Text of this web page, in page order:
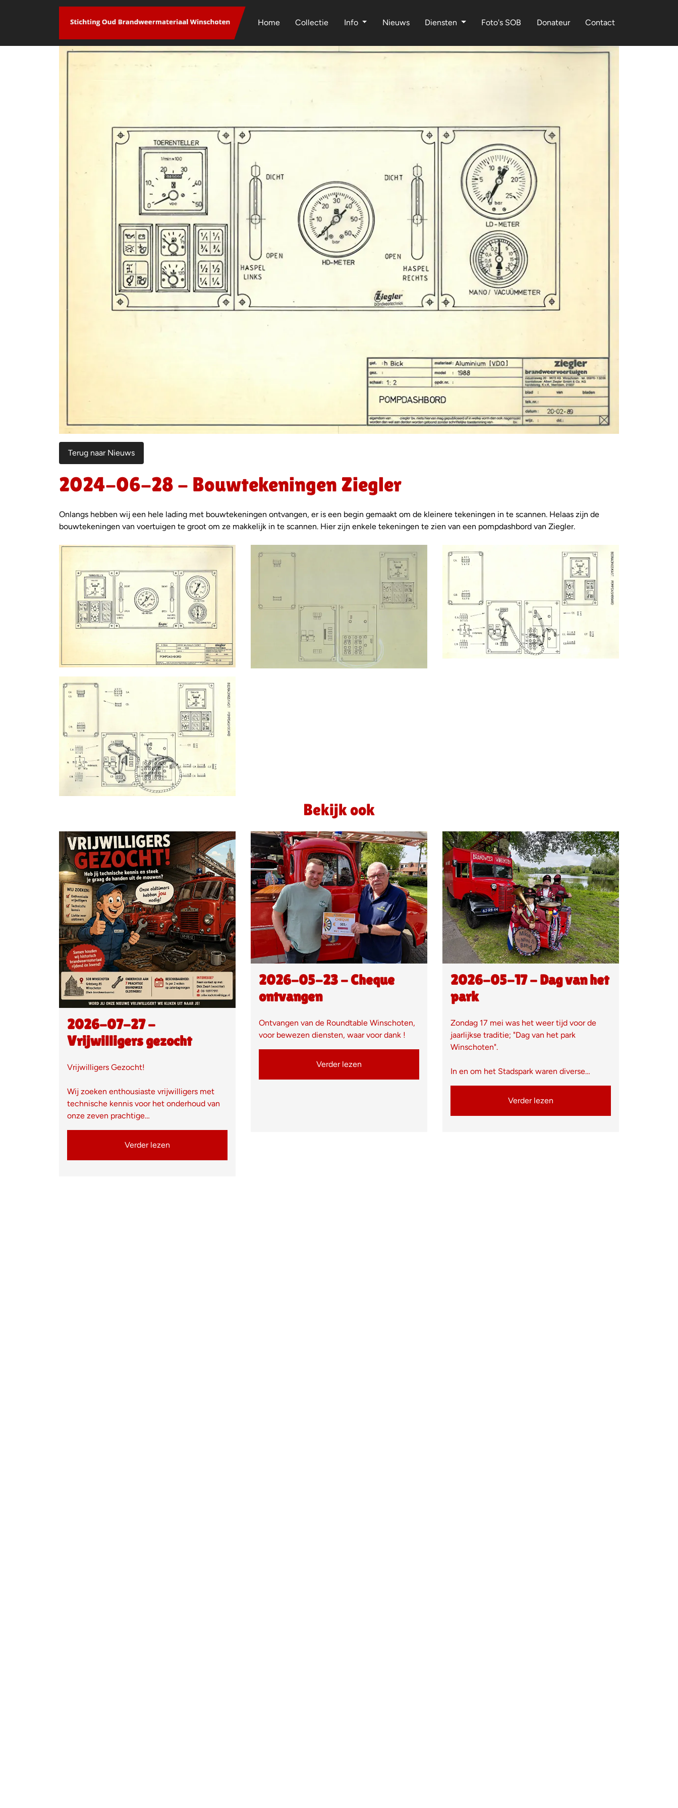
Home
Collectie Info Nieuws Diensten Foto's SOB Donateur Contact
Terug naar Nieuws
2024-06-28 - Bouwtekeningen Ziegler
Onlangs hebben wij een hele lading met bouwtekeningen ontvangen, er is een begin gemaakt om de kleinere tekeningen in te scannen. Helaas zijn de
bouwtekeningen van voertuigen te groot om ze makkelijk in te scannen. Hier zijn enkele tekeningen te zien van een pompdashbord van Ziegler.
Foto
overslaan
Bekijk ook
2026-07-27 -
Vrijwilligers gezocht
Vrijwilligers Gezocht!
Wij zoeken enthousiaste vrijwilligers met
technische kennis voor het onderhoud van
onze zeven prachtige…
Verder lezen
2026-05-23 - Cheque
ontvangen
Ontvangen van de Roundtable Winschoten,
voor bewezen diensten, waar voor dank !
Verder lezen
2026-05-17 - Dag van het
park
Zondag 17 mei was het weer tijd voor de
jaarlijkse traditie; "Dag van het park
Winschoten".
In en om het Stadspark waren diverse…
Verder lezen